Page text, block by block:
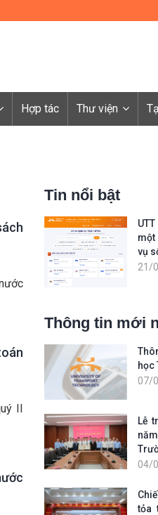
Hợp tác Thư viện
II
Tin nổi bật
một
vụ
21/
Thông tin mới
học
07/
Lễ
04/
tỏa